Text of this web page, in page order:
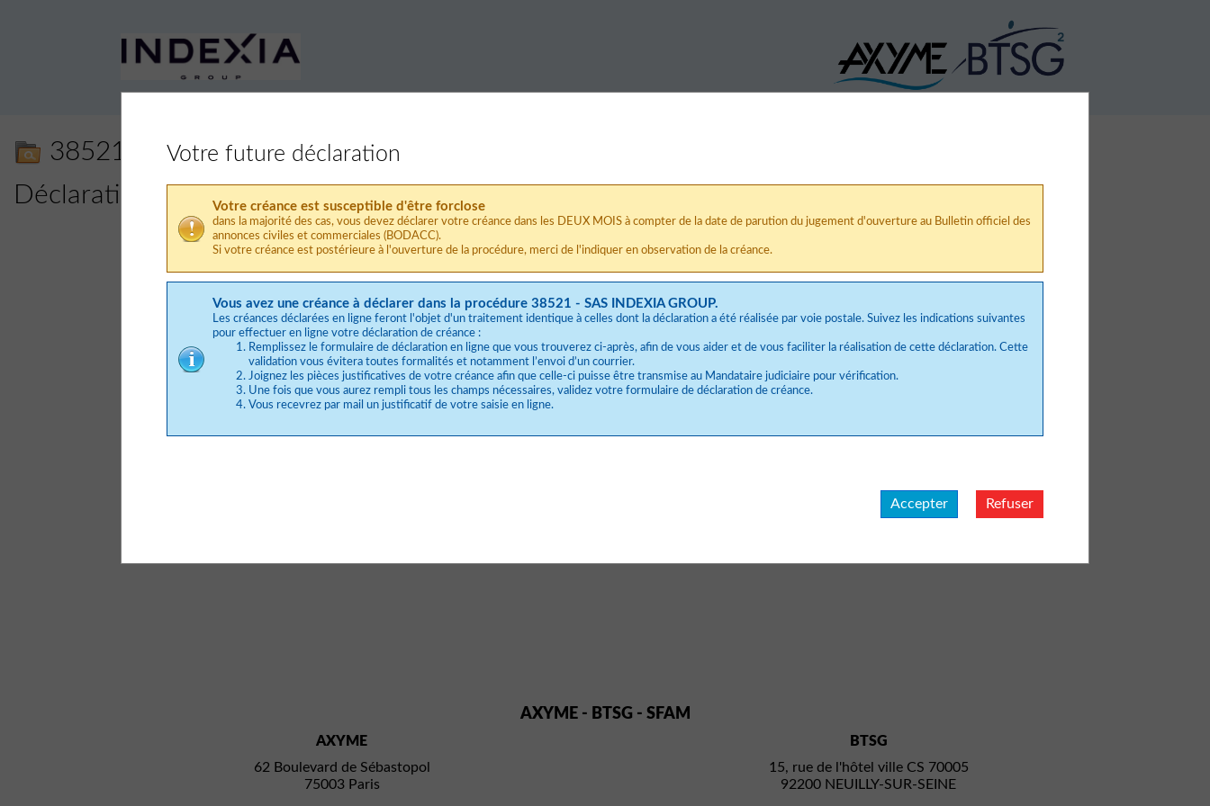
38521 - SAS INDEXIA GROUP
Déclaration de créance en ligne
Votre future déclaration
Votre créance est susceptible d'être forclose
dans la majorité des cas, vous devez déclarer votre créance dans les DEUX MOIS à compter de la date de parution du jugement d'ouverture au Bulletin officiel des
annonces civiles et commerciales (BODACC).
Si votre créance est postérieure à l'ouverture de la procédure, merci de l'indiquer en observation de la créance.
Vous avez une créance à déclarer dans la procédure 38521 - SAS INDEXIA GROUP.
Les créances déclarées en ligne feront l'objet d'un traitement identique à celles dont la déclaration a été réalisée par voie postale. Suivez les indications suivantes
pour effectuer en ligne votre déclaration de créance :
Remplissez le formulaire de déclaration en ligne que vous trouverez ci-après, afin de vous aider et de vous faciliter la réalisation de cette déclaration. Cette
validation vous évitera toutes formalités et notamment l’envoi d’un courrier.
Joignez les pièces justificatives de votre créance afin que celle-ci puisse être transmise au Mandataire judiciaire pour vérification.
Une fois que vous aurez rempli tous les champs nécessaires, validez votre formulaire de déclaration de créance.
Vous recevrez par mail un justificatif de votre saisie en ligne.
Accepter Refuser
AXYME - BTSG - SFAM
AXYME
62 Boulevard de Sébastopol
75003 Paris
BTSG
15, rue de l'hôtel ville CS 70005
92200 NEUILLY-SUR-SEINE